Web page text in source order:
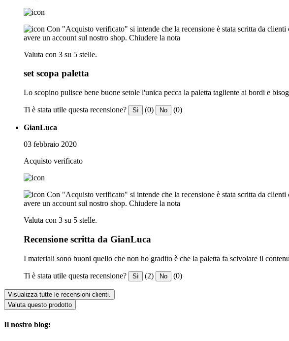
Con "Acquisto verificato" si intende che la recensione è stata scritta da
avere un account sul nostro shop. Chiudere la nota
Valuta con 3 su 5 stelle.
set scopa paletta
Lo scopino pulisce bene buone setole l'unica pecca la paletta tagliente ai bordi e
Ti è stata utile questa recensione? Sì (0) No (0)
GianLuca
03 febbraio 2020
Acquisto verificato
Con "Acquisto verificato" si intende che la recensione è stata scritta da
avere un account sul nostro shop. Chiudere la nota
Valuta con 3 su 5 stelle.
Recensione scritta da GianLuca
I materiali sono buoni quello che non ho gradito è che la paletta fa scivolare il
Ti è stata utile questa recensione? Sì (2) No (0)
Visualizza tutte le recensioni clienti.
Valuta questo prodotto
Il nostro blog: